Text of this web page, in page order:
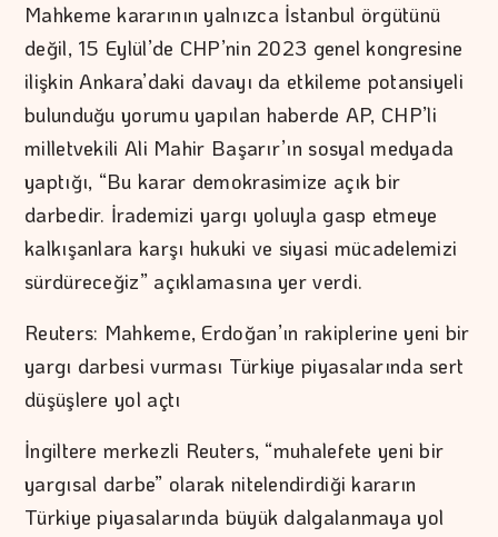
Mahkeme kararının yalnızca İstanbul örgütünü
değil, 15 Eylül’de CHP’nin 2023 genel kongresine
ilişkin Ankara’daki davayı da etkileme potansiyeli
bulunduğu yorumu yapılan haberde AP, CHP’li
milletvekili Ali Mahir Başarır’ın sosyal medyada
yaptığı, “Bu karar demokrasimize açık bir
darbedir. İrademizi yargı yoluyla gasp etmeye
kalkışanlara karşı hukuki ve siyasi mücadelemizi
sürdüreceğiz” açıklamasına yer verdi.
Reuters: Mahkeme, Erdoğan’ın rakiplerine yeni bir
yargı darbesi vurması Türkiye piyasalarında sert
düşüşlere yol açtı
İngiltere merkezli Reuters, “muhalefete yeni bir
yargısal darbe” olarak nitelendirdiği kararın
Türkiye piyasalarında büyük dalgalanmaya yol